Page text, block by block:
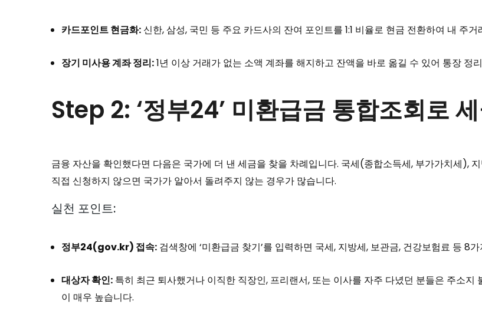
카드포인트 현금화: 신한, 삼성, 국민 등 주요 카드사의 잔여 포인트를 1:1 비율로 현금 전환하여 내 주
장기 미사용 계좌 정리:1년 이상 거래가 없는 소액 계좌를 해지하고 잔액을 바로 옮길 수 있어 통장 정
Step 2: ‘정부24’ 미환급금 통합조회로
금융 자산을 확인했다면 다음은 국가에 더 낸 세금을 찾을 차례입니다. 국세(종합소득세, 부가가치세),
직접 신청하지 않으면 국가가 알아서 돌려주지 않는 경우가 많습니다.
실천 포인트:
정부24(gov.kr) 접속: 검색창에 ‘미환급금 찾기’를 입력하면 국세, 지방세, 보관금, 건강보험료 등 8
대상자 확인: 특히 최근 퇴사했거나 이직한 직장인, 프리랜서, 또는 이사를 자주 다녔던 분들은 주소
이 매우 높습니다.